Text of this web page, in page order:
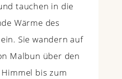
tauchen in die
Wärme des
Sie wandern auf
Malbun über den
bis zum